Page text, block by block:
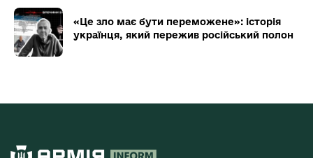
«Це зло має бути переможене»: історія
українця, який пережив російський полон